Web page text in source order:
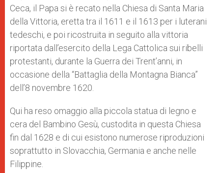
Ceca, il Papa si è recato nella Chiesa di Santa Maria
della Vittoria, eretta tra il 1611 e il 1613 per i luterani
tedeschi, e poi ricostruita in seguito alla vittoria
riportata dall’esercito della Lega Cattolica sui ribelli
protestanti, durante la Guerra dei Trent’anni, in
occasione della “Battaglia della Montagna Bianca”
dell’8 novembre 1620.
Qui ha reso omaggio alla piccola statua di legno e
cera del Bambino Gesù, custodita in questa Chiesa
fin dal 1628 e di cui esistono numerose riproduzioni
soprattutto in Slovacchia, Germania e anche nelle
Filippine.